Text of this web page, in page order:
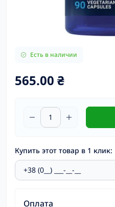
Есть в наличии
565.00 ₴
Купить этот товар в 1 клик:
Оплата